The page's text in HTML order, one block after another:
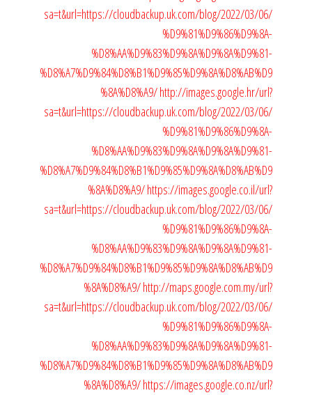
sa=t&url=https://cloudbackup.uk.com/blog/2022/03/06/
%D9%81%D9%86%D9%8A-
%D8%AA%D9%83%D9%8A%D9%8A%D9%81-
%D8%A7%D9%84%D8%B1%D9%85%D9%8A%D8%AB%D9
%8A%D8%A9/http://images.google.hr/url?
sa=t&url=https://cloudbackup.uk.com/blog/2022/03/06/
%D9%81%D9%86%D9%8A-
%D8%AA%D9%83%D9%8A%D9%8A%D9%81-
%D8%A7%D9%84%D8%B1%D9%85%D9%8A%D8%AB%D9
%8A%D8%A9/https://images.google.co.il/url?
sa=t&url=https://cloudbackup.uk.com/blog/2022/03/06/
%D9%81%D9%86%D9%8A-
%D8%AA%D9%83%D9%8A%D9%8A%D9%81-
%D8%A7%D9%84%D8%B1%D9%85%D9%8A%D8%AB%D9
%8A%D8%A9/http://maps.google.com.my/url?
sa=t&url=https://cloudbackup.uk.com/blog/2022/03/06/
%D9%81%D9%86%D9%8A-
%D8%AA%D9%83%D9%8A%D9%8A%D9%81-
%D8%A7%D9%84%D8%B1%D9%85%D9%8A%D8%AB%D9
%8A%D8%A9/https://images.google.co.nz/url?